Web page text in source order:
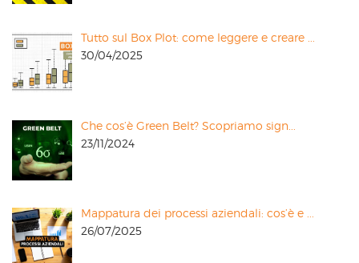
Tutto sul Box Plot: come leggere e creare ...
30/04/2025
Che cos’è Green Belt? Scopriamo sign...
23/11/2024
Mappatura dei processi aziendali: cos’è e ...
26/07/2025